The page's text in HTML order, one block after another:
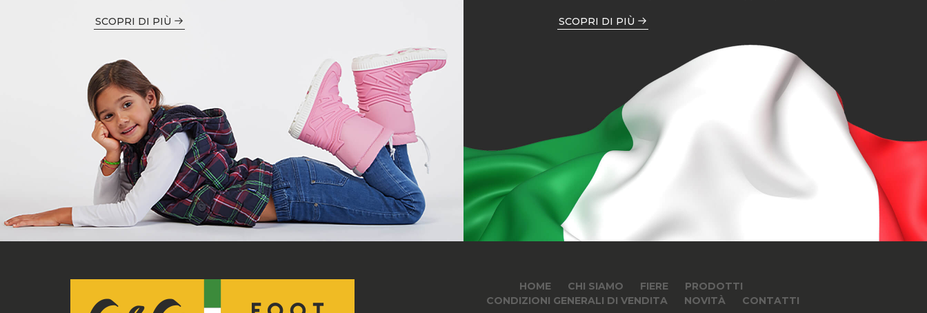
SCOPRI DI PIÙ SCOPRI DI PIÙ
HOME CHI SIAMO FIERE
PRODOTTI
CONDIZIONI GENERALI DI VENDITA
NOVITÀ CONTATTI